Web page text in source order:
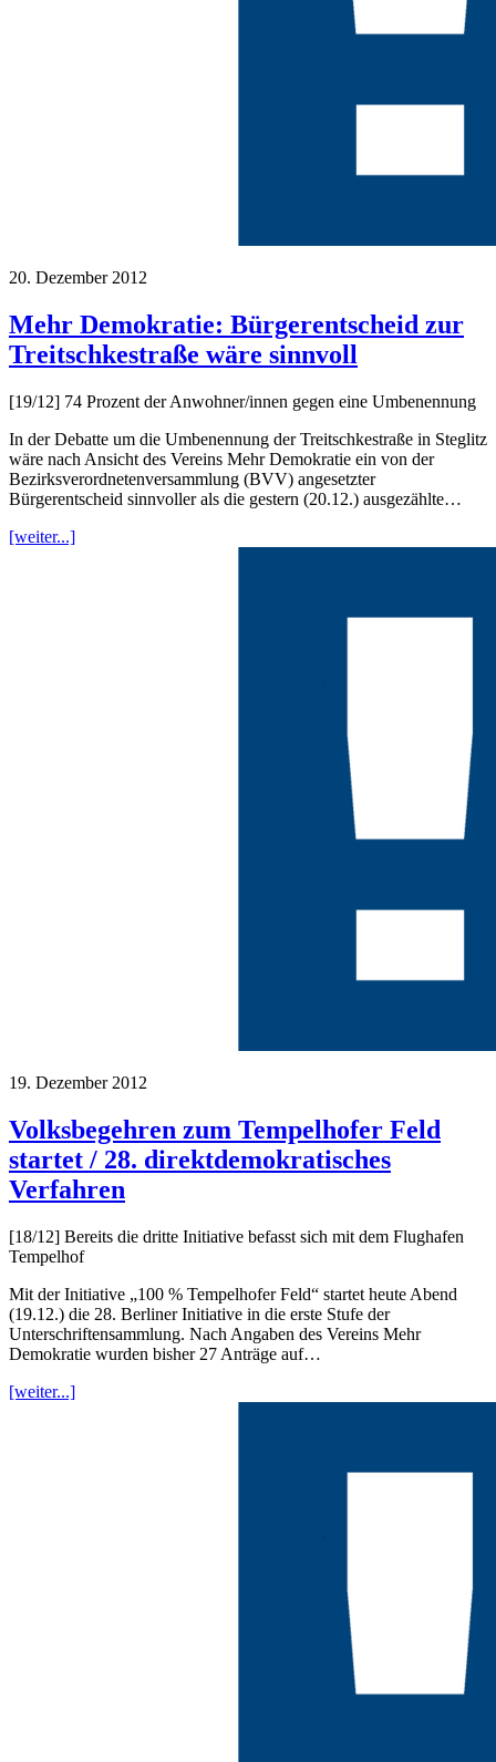
20. Dezember 2012
Mehr Demokratie: Bürgerentscheid zur
Treitschkestraße wäre sinnvoll
[19/12] 74 Prozent der Anwohner/innen gegen eine Umbenennung
In der Debatte um die Umbenennung der Treitschkestraße in Steglitz
wäre nach Ansicht des Vereins Mehr Demokratie ein von der
Bezirksverordnetenversammlung (BVV) angesetzter
Bürgerentscheid sinnvoller als die gestern (20.12.) ausgezählte…
[weiter...]
19. Dezember 2012
Volksbegehren zum Tempelhofer Feld
startet / 28. direktdemokratisches
Verfahren
[18/12] Bereits die dritte Initiative befasst sich mit dem Flughafen
Tempelhof
Mit der Initiative „100 % Tempelhofer Feld“ startet heute Abend
(19.12.) die 28. Berliner Initiative in die erste Stufe der
Unterschriftensammlung. Nach Angaben des Vereins Mehr
Demokratie wurden bisher 27 Anträge auf…
[weiter...]